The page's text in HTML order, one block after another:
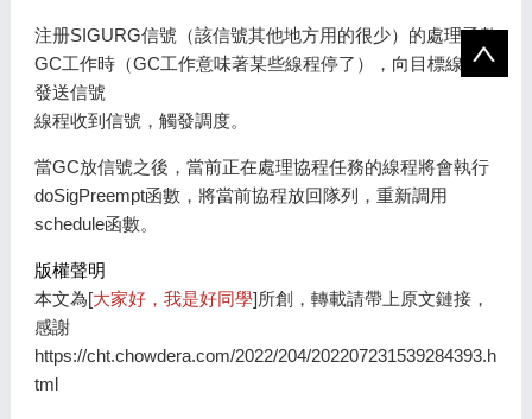
注册SIGURG信號（該信號其他地方用的很少）的處理函數
GC工作時（GC工作意味著某些線程停了），向目標線程
發送信號
線程收到信號，觸發調度。
當GC放信號之後，當前正在處理協程任務的線程將會執行
doSigPreempt函數，將當前協程放回隊列，重新調用
schedule函數。
版權聲明
本文為[大家好，我是好同學]所創，轉載請帶上原文鏈接，
感謝
https://cht.chowdera.com/2022/204/202207231539284393.h
tml